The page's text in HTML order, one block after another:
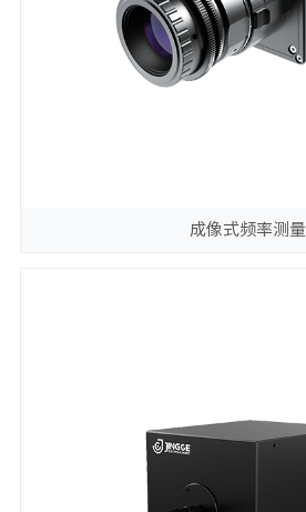
成像式频率测量